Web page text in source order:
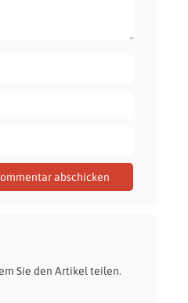
Sie den Artikel teilen.